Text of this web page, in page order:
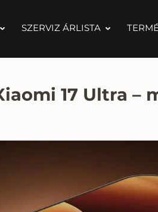
SZERVIZ ÁRLISTA
17 Ultra –